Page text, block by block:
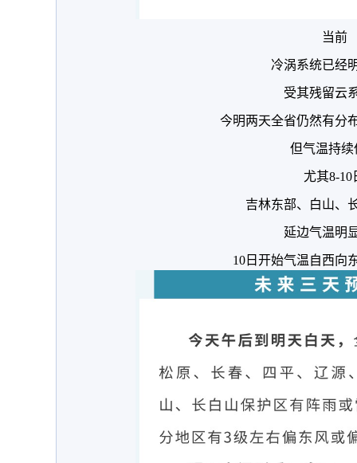
当前
冷涡系统已经
受其残留云
今明两天全省仍然有分
但气温持续
尤其8-10
吉林东部、白山、
延边气温明
10日开始气温自西向